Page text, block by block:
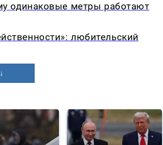
одинаковые метры работают
любительский